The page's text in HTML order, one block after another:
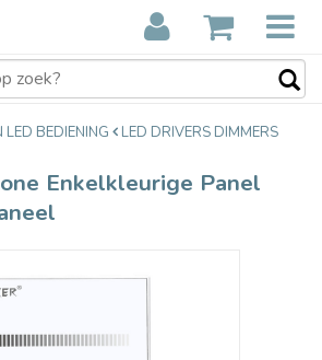
DT6 4-Zone Enkelkleurige
Touch Wandpaneel
LED BEDIENING
LED DRIVERS DIMMERS
Enkelkleurige Panel